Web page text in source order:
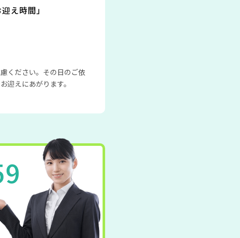
え時間」
ください。その日のご依
迎えにあがります。